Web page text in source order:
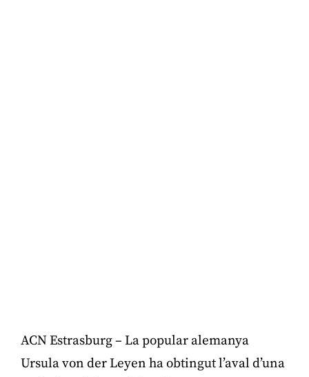
ACN Estrasburg – La popular alemanya
Ursula von der Leyen ha obtingut l’aval d’una